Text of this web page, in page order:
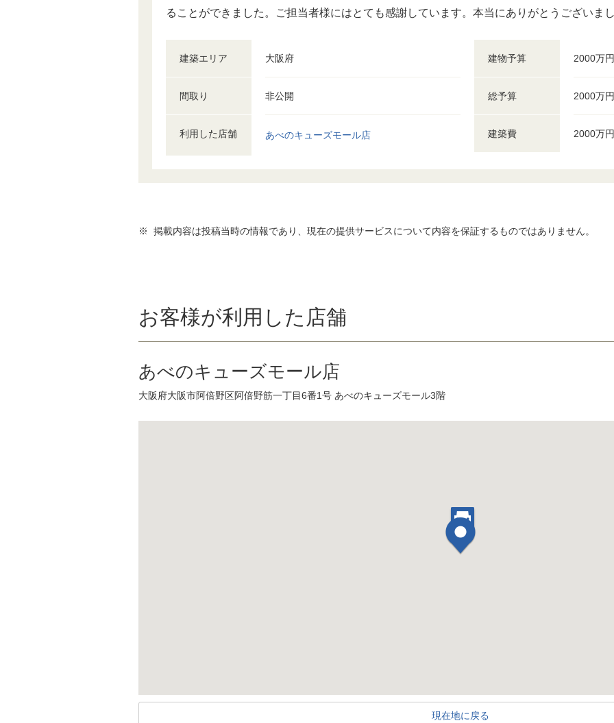
ることができました。ご担当者様にはとても感謝しています。本当にありがとうございまし
建築エリア 大阪府
間取り 非公開
利用した店舗 あべのキューズモール店
建物予算 2000万
総予算 2000万
建築費 2000万
※ 掲載内容は投稿当時の情報であり、現在の提供サービスについて内容を保証するものではありません。
お客様が利用した店舗
あべのキューズモール店
大阪府大阪市阿倍野区阿倍野筋一丁目6番1号 あべのキューズモール3階
現在地に戻る